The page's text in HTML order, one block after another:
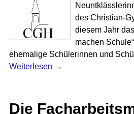
des Christian-
diesem Jahr
machen
ehemalige Schülerinnen und
Weiterlesen →
Die